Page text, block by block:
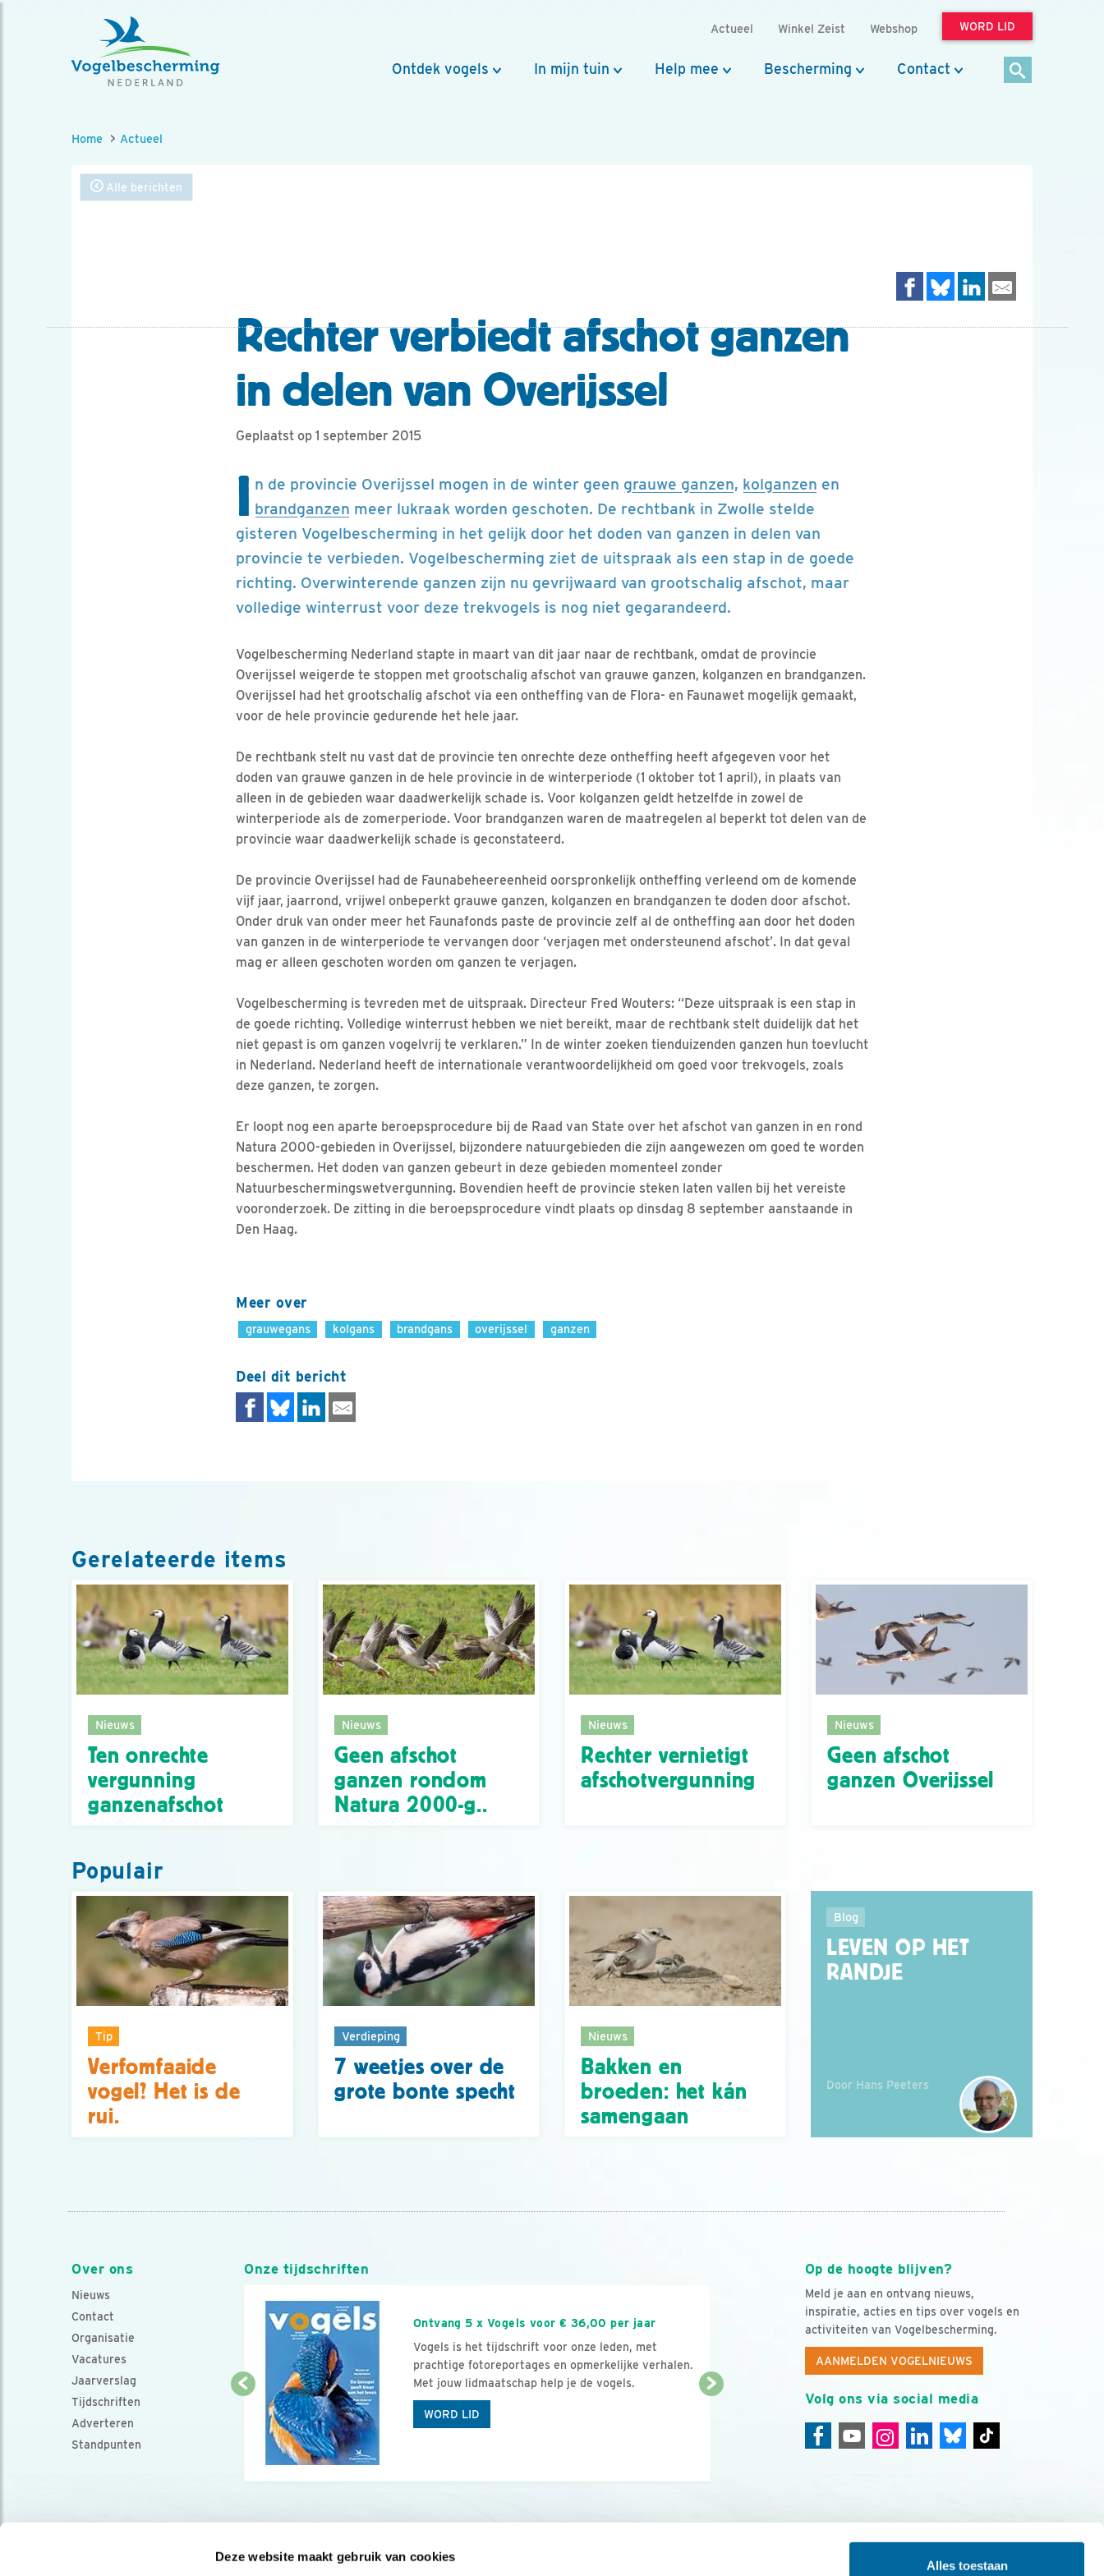
Deze website maakt gebruik van cookies
Alles toestaan
Actueel Winkel Zeist Webshop WORD LID
Ontdek vogels In mijn tuin Help mee Bescherming Contact
Home Actueel
Alle berichten
Rechter verbiedt afschot ganzen
in delen van Overijssel
Geplaatst op 1 september 2015
I n de provincie Overijssel mogen in de winter geen grauwe ganzen, kolganzen en
brandganzen meer lukraak worden geschoten. De rechtbank in Zwolle stelde
gisteren Vogelbescherming in het gelijk door het doden van ganzen in delen van
provincie te verbieden. Vogelbescherming ziet de uitspraak als een stap in de goede
richting. Overwinterende ganzen zijn nu gevrijwaard van grootschalig afschot, maar
volledige winterrust voor deze trekvogels is nog niet gegarandeerd.
Vogelbescherming Nederland stapte in maart van dit jaar naar de rechtbank, omdat de provincie
Overijssel weigerde te stoppen met grootschalig afschot van grauwe ganzen, kolganzen en brandganzen.
Overijssel had het grootschalig afschot via een ontheffing van de Flora- en Faunawet mogelijk gemaakt,
voor de hele provincie gedurende het hele jaar.
De rechtbank stelt nu vast dat de provincie ten onrechte deze ontheffing heeft afgegeven voor het
doden van grauwe ganzen in de hele provincie in de winterperiode (1 oktober tot 1 april), in plaats van
alleen in de gebieden waar daadwerkelijk schade is. Voor kolganzen geldt hetzelfde in zowel de
winterperiode als de zomerperiode. Voor brandganzen waren de maatregelen al beperkt tot delen van de
provincie waar daadwerkelijk schade is geconstateerd.
De provincie Overijssel had de Faunabeheereenheid oorspronkelijk ontheffing verleend om de komende
vijf jaar, jaarrond, vrijwel onbeperkt grauwe ganzen, kolganzen en brandganzen te doden door afschot.
Onder druk van onder meer het Faunafonds paste de provincie zelf al de ontheffing aan door het doden
van ganzen in de winterperiode te vervangen door ‘verjagen met ondersteunend afschot’. In dat geval
mag er alleen geschoten worden om ganzen te verjagen.
Vogelbescherming is tevreden met de uitspraak. Directeur Fred Wouters: “Deze uitspraak is een stap in
de goede richting. Volledige winterrust hebben we niet bereikt, maar de rechtbank stelt duidelijk dat het
niet gepast is om ganzen vogelvrij te verklaren.” In de winter zoeken tienduizenden ganzen hun toevlucht
in Nederland. Nederland heeft de internationale verantwoordelijkheid om goed voor trekvogels, zoals
deze ganzen, te zorgen.
Er loopt nog een aparte beroepsprocedure bij de Raad van State over het afschot van ganzen in en rond
Natura 2000-gebieden in Overijssel, bijzondere natuurgebieden die zijn aangewezen om goed te worden
beschermen. Het doden van ganzen gebeurt in deze gebieden momenteel zonder
Natuurbeschermingswetvergunning. Bovendien heeft de provincie steken laten vallen bij het vereiste
vooronderzoek. De zitting in die beroepsprocedure vindt plaats op dinsdag 8 september aanstaande in
Den Haag.
Meer over
grauwegans kolgans brandgans overijssel ganzen
Deel dit bericht
Gerelateerde items
Nieuws
Ten onrechte
vergunning
ganzenafschot
Nieuws
Geen afschot
ganzen rondom
Natura 2000-g..
Nieuws
Rechter vernietigt
afschotvergunning
Nieuws
Geen afschot
ganzen Overijssel
Populair
Tip
Verfomfaaide
vogel? Het is de
rui.
Verdieping
7 weetjes over de
grote bonte specht
Nieuws
Bakken en
broeden: het kán
samengaan
Blog
LEVEN OP HET
RANDJE
Door Hans Peeters
Over ons
Nieuws
Contact
Organisatie
Vacatures
Jaarverslag
Tijdschriften
Adverteren
Standpunten
Op de hoogte blijven?
Meld je aan en ontvang nieuws,
inspiratie, acties en tips over vogels en
activiteiten van Vogelbescherming.
AANMELDEN VOGELNIEUWS
Volg ons via social media
Onze tijdschriften
Ontvang 5 x Vogels voor € 36,00 per jaar
Vogels is het tijdschrift voor onze leden, met
prachtige fotoreportages en opmerkelijke verhalen.
Met jouw lidmaatschap help je de vogels.
WORD LID